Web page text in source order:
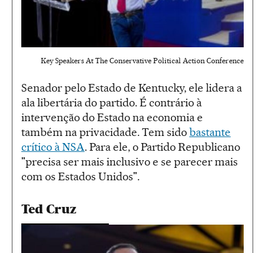
Key Speakers At The Conservative Political Action Conference
Senador pelo Estado de Kentucky, ele lidera a
ala libertária do partido. É contrário à
intervenção do Estado na economia e
também na privacidade. Tem sidobastante
crítico à NSA. Para ele, o Partido Republicano
"precisa ser mais inclusivo e se parecer mais
com os Estados Unidos".
Ted Cruz